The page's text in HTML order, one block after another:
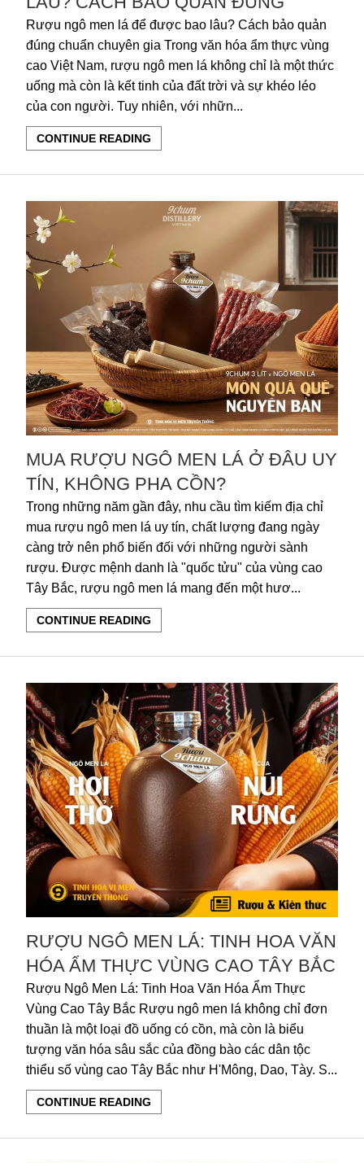
Rượu ngô men lá để được bao lâu? Cách bảo quản
đúng chuẩn chuyên gia Trong văn hóa ẩm thực vùng
cao Việt Nam, rượu ngô men lá không chỉ là một thức
uống mà còn là kết tinh của đất trời và sự khéo léo
của con người. Tuy nhiên, với nhữn...
CONTINUE READING
MUA RƯỢU NGÔ MEN LÁ Ở ĐÂU UY
TÍN, KHÔNG PHA CỒN?
Trong những năm gần đây, nhu cầu tìm kiếm địa chỉ
mua rượu ngô men lá uy tín, chất lượng đang ngày
càng trở nên phổ biến đối với những người sành
rượu. Được mệnh danh là "quốc tửu" của vùng cao
Tây Bắc, rượu ngô men lá mang đến một hươ...
CONTINUE READING
RƯỢU NGÔ MEN LÁ: TINH HOA VĂN
HÓA ẨM THỰC VÙNG CAO TÂY BẮC
Rượu Ngô Men Lá: Tinh Hoa Văn Hóa Ẩm Thực
Vùng Cao Tây Bắc Rượu ngô men lá không chỉ đơn
thuần là một loại đồ uống có cồn, mà còn là biểu
tượng văn hóa sâu sắc của đồng bào các dân tộc
thiểu số vùng cao Tây Bắc như H'Mông, Dao, Tày. S...
CONTINUE READING